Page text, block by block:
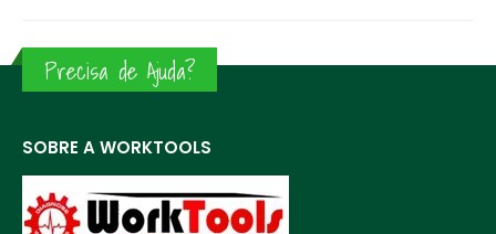
Precisa de Ajuda?
SOBRE A WORKTOOLS